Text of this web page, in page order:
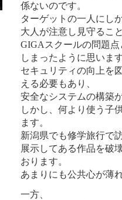
係ないのです。
ターゲットの一人にし
大人が注意し見守るこ
GIGAスクールの問題
しまったように思いま
セキュリティの向上を
える必要もあり、
安全なシステムの構築
しかし、何より使う子
ます。
新潟県でも修学旅行で
展示してある作品を破
おります。
あまりにも公共心が薄
一方、